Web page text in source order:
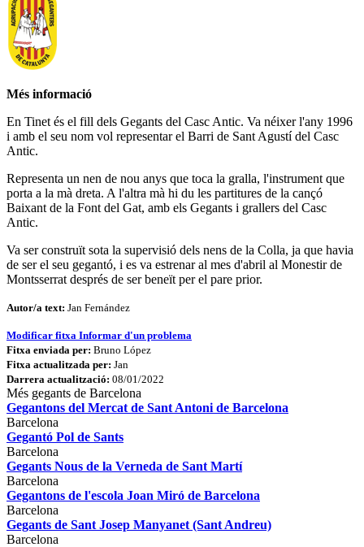
Més informació
En Tinet és el fill dels Gegants del Casc Antic. Va néixer l'any 1996
i amb el seu nom vol representar el Barri de Sant Agustí del Casc
Antic.
Representa un nen de nou anys que toca la gralla, l'instrument que
porta a la mà dreta. A l'altra mà hi du les partitures de la cançó
Baixant de la Font del Gat, amb els Gegants i grallers del Casc
Antic.
Va ser construït sota la supervisió dels nens de la Colla, ja que havia
de ser el seu gegantó, i es va estrenar al mes d'abril al Monestir de
Montsserrat després de ser beneït per el pare prior.
Autor/a text: Jan Fernández
Modificar fitxa Informar d'un problema
Fitxa enviada per: Bruno López
Fitxa actualitzada per: Jan
Darrera actualització: 08/01/2022
Més gegants de Barcelona
Gegantons del Mercat de Sant Antoni de Barcelona
Barcelona
Gegantó Pol de Sants
Barcelona
Gegants Nous de la Verneda de Sant Martí
Barcelona
Gegantons de l'escola Joan Miró de Barcelona
Barcelona
Gegants de Sant Josep Manyanet (Sant Andreu)
Barcelona